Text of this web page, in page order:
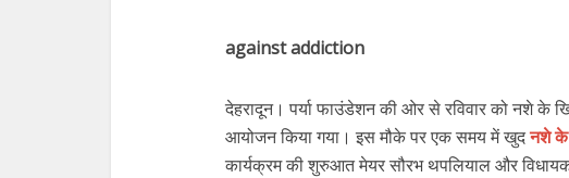
against addiction
देहरादून। पर्या फाउंडेशन की ओर से रविवार को नशे के
आयोजन किया गया। इस मौके पर एक समय में खुदनशे के
कार्यक्रम की शुरुआत मेयर सौरभ थपलियाल और